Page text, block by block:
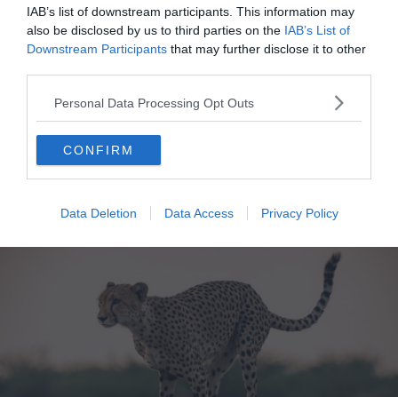
IAB’s list of downstream participants. This information may
also be disclosed by us to third parties on the IAB’s List of
Downstream Participants that may further disclose it to other
Personal Data Processing Opt Outs
CONFIRM
Data Deletion Data Access Privacy Policy
À lire aussi sur le guide :
Visiter la Zambie : 10 incontournables à faire et voir
Les 7 meilleurs safaris à faire en Zambie
Les 10 plus grands pays d’Afrique
8. La réserve de Chobe – Botswana